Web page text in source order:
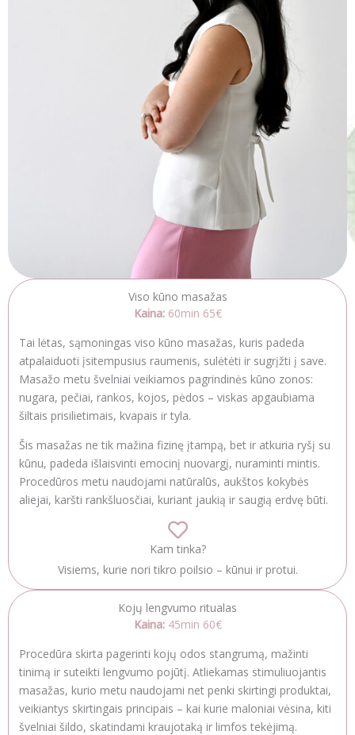
Viso kūno masažas
Kaina: 60min 65€
Tai lėtas, sąmoningas viso kūno masažas, kuris padeda
atpalaiduoti įsitempusius raumenis, sulėtėti ir sugrįžti į save.
Masažo metu švelniai veikiamos pagrindinės kūno zonos:
nugara, pečiai, rankos, kojos, pėdos – viskas apgaubiama
šiltais prisilietimais, kvapais ir tyla.
Šis masažas ne tik mažina fizinę įtampą, bet ir atkuria ryšį su
kūnu, padeda išlaisvinti emocinį nuovargį, nuraminti mintis.
Procedūros metu naudojami natūralūs, aukštos kokybės
aliejai, karšti rankšluosčiai, kuriant jaukią ir saugią erdvę būti.
Kam tinka?
Visiems, kurie nori tikro poilsio – kūnui ir protui.
Kojų lengvumo ritualas
Kaina: 45min 60€
Procedūra skirta pagerinti kojų odos stangrumą, mažinti
tinimą ir suteikti lengvumo pojūtį. Atliekamas stimuliuojantis
masažas, kurio metu naudojami net penki skirtingi produktai,
veikiantys skirtingais principais – kai kurie maloniai vėsina, kiti
švelniai šildo, skatindami kraujotaką ir limfos tekėjimą.